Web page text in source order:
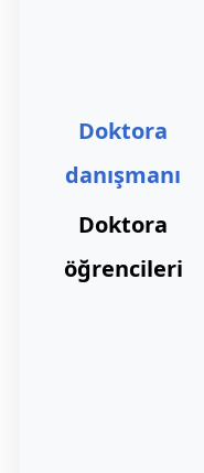
Doktora
danışmanı
Doktora
öğrencileri